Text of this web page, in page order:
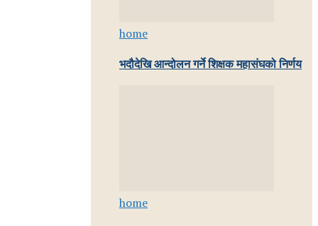
home
भदौदेखि आन्दोलन गर्ने शिक्षक महासंघको निर्णय
home